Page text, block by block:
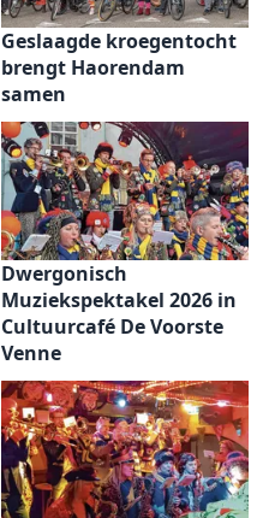
Geslaagde kroegentocht
brengt Haorendam
samen
Dwergonisch
Muziekspektakel 2026 in
Cultuurcafé De Voorste
Venne